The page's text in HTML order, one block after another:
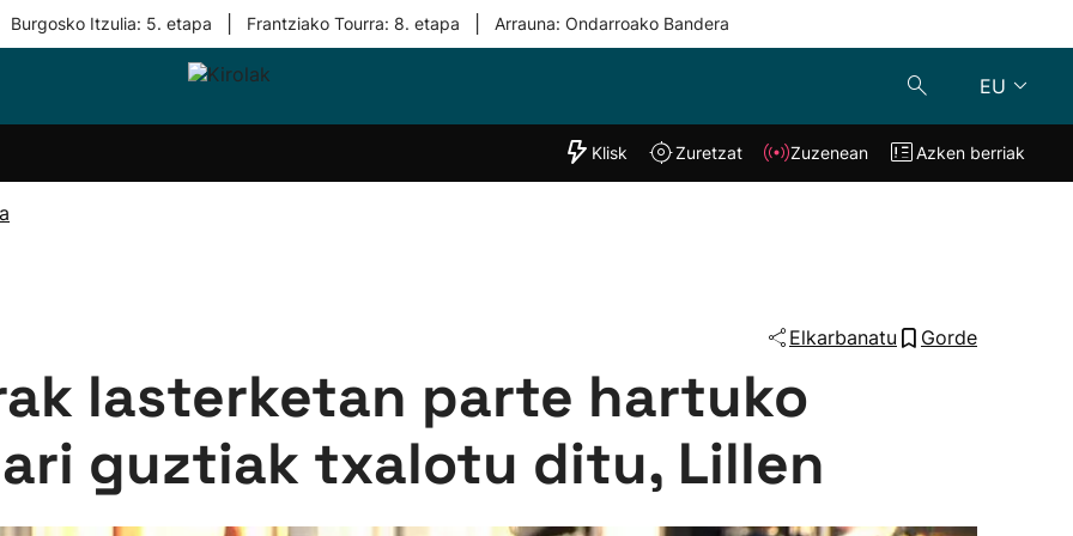
Burgosko Itzulia: 5. etapa Frantziako Tourra: 8. etapa Arrauna: Ondarroako Bandera
EU
Taldeak
"Helmuga"
Klisk Zuzenean
Klisk Zuretzat Zuzenean Azken berriak
Elkarbanatu Gorde
lasterketan parte hartuko
guztiak txalotu ditu, Lillen